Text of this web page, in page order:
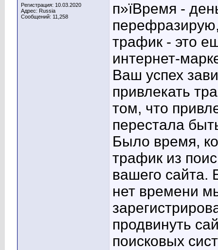
Регистрация: 10.03.2020
Адрес: Russia
Сообщений: 11,258
п»їВремя -
трафик - это
интернет-
Ваш успех
привлекать
том, что
перестала
Было время,
трафик из
вашего сайта.
нет времени
продвинуть
поисковых